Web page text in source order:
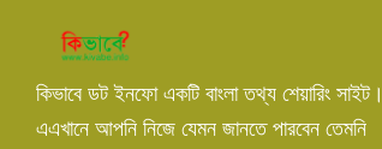
কিভাবে ডট ইনফো একটি বাংলা তথ্য শেয়ারিং সাইট।
এএখানে আপনি নিজে যেমন জানতে পারবেন তেমনি